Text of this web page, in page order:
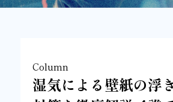
Column
湿気による壁紙の浮